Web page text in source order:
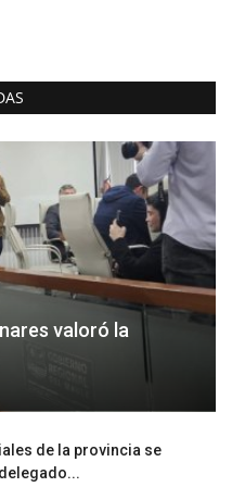
valoró la
de la provincia se